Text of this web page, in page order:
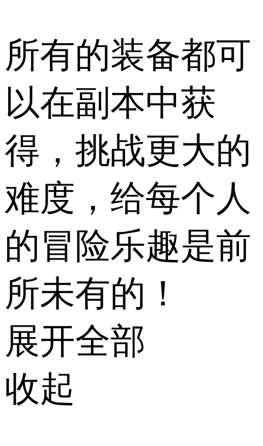
所有的装备都可
以在副本中获
得，挑战更大的
难度，给每个人
的冒险乐趣是前
所未有的！
展开全部
收起